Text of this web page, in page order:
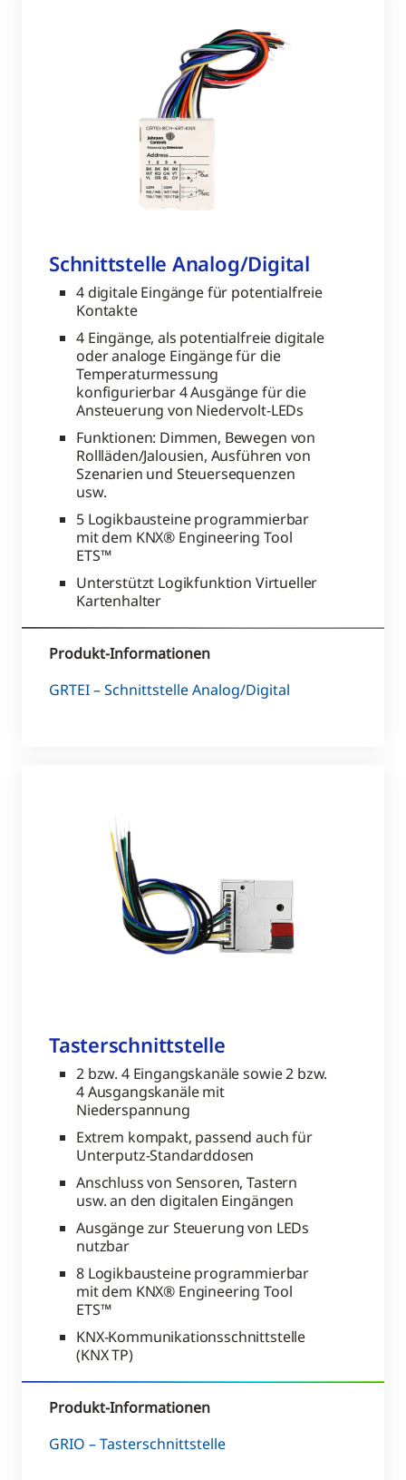
Schnittstelle Analog/Digital
4 digitale Eingänge für potentialfreie
Kontakte
4 Eingänge, als potentialfreie digitale
oder analoge Eingänge für die
Temperaturmessung
konfigurierbar 4 Ausgänge für die
Ansteuerung von Niedervolt-LEDs
Funktionen: Dimmen, Bewegen von
Rollläden/Jalousien, Ausführen von
Szenarien und Steuersequenzen
usw.
5 Logikbausteine programmierbar
mit dem KNX® Engineering Tool
ETS™
Unterstützt Logikfunktion Virtueller
Kartenhalter
Produkt-Informationen
GRTEI–Schnittstelle Analog/Digital
Tasterschnittstelle
2 bzw. 4 Eingangskanäle sowie 2 bzw.
4 Ausgangskanäle mit
Niederspannung
Extrem kompakt, passend auch für
Unterputz-Standarddosen
Anschluss von Sensoren, Tastern
usw. an den digitalen Eingängen
Ausgänge zur Steuerung von LEDs
nutzbar
8 Logikbausteine programmierbar
mit dem KNX® Engineering Tool
ETS™
KNX-Kommunikationsschnittstelle
(KNX TP)
Produkt-Informationen
GRIO – Tasterschnittstelle